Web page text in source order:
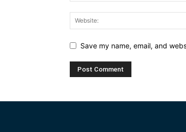
Save my name, email, and